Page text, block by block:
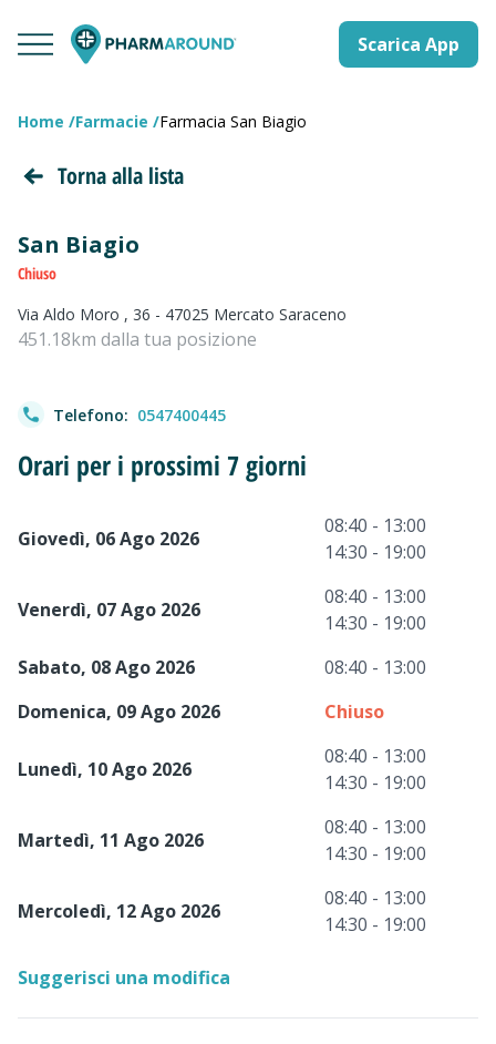
Scarica App
Home Farmacie Farmacia San Biagio
Torna alla lista
San Biagio
Chiuso
Via Aldo Moro , 36 - 47025 Mercato Saraceno
451.18km dalla tua posizione
Telefono: 0547400445
Orari per i prossimi 7 giorni
Giovedì, 06 Ago 2026
08:40 - 13:00
14:30 - 19:00
Venerdì, 07 Ago 2026
08:40 - 13:00
14:30 - 19:00
Sabato, 08 Ago 2026
08:40 - 13:00
Domenica, 09 Ago 2026
Chiuso
Lunedì, 10 Ago 2026
08:40 - 13:00
14:30 - 19:00
Martedì, 11 Ago 2026
08:40 - 13:00
14:30 - 19:00
Mercoledì, 12 Ago 2026
08:40 - 13:00
14:30 - 19:00
Suggerisci una modifica